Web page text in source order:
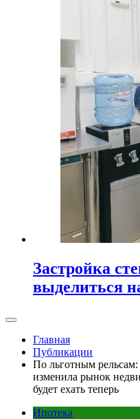
Застройка
выделиться
Главная
Публикации
По льготным рельсам:
изменила рынок
будет ехать теперь
Ипотека